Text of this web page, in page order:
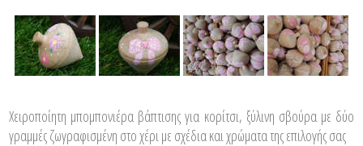
Χειροποίητη μπομπονιέρα βάπτισης για κορίτσι, ξύλινη σβούρα με δύο
γραμμές ζωγραφισμένη στο χέρι με σχέδια και χρώματα της επιλογής σας